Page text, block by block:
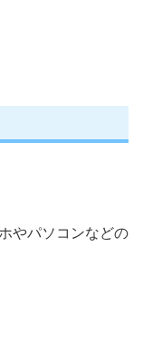
やパソコンなどの